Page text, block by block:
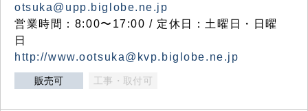
otsuka@upp.biglobe.ne.jp
営業時間：8:00〜17:00 / 定休日：土曜日・日曜
日
http://www.ootsuka@kvp.biglobe.ne.jp
販売可 工事・取付可